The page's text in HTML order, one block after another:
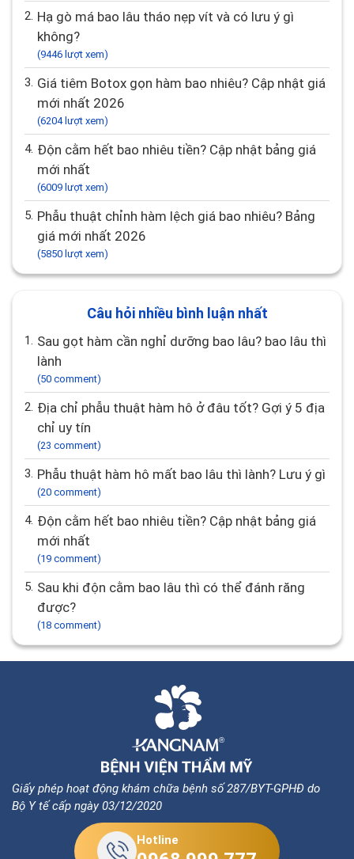
2. Hạ gò má bao lâu tháo nẹp vít và có lưu ý gì
không?
(9446 lượt xem)
3. Giá tiêm Botox gọn hàm bao nhiêu? Cập nhật giá
mới nhất 2026
(6204 lượt xem)
4. Độn cằm hết bao nhiêu tiền? Cập nhật bảng giá
mới nhất
(6009 lượt xem)
5. Phẫu thuật chỉnh hàm lệch giá bao nhiêu? Bảng
giá mới nhất 2026
(5850 lượt xem)
Câu hỏi nhiều bình luận nhất
1. Sau gọt hàm cần nghỉ dưỡng bao lâu? bao lâu thì
lành
(50 comment)
2. Địa chỉ phẫu thuật hàm hô ở đâu tốt? Gợi ý 5 địa
chỉ uy tín
(23 comment)
3. Phẫu thuật hàm hô mất bao lâu thì lành? Lưu ý gì
(20 comment)
4. Độn cằm hết bao nhiêu tiền? Cập nhật bảng giá
mới nhất
(19 comment)
5. Sau khi độn cằm bao lâu thì có thể đánh răng
được?
(18 comment)
Giấy phép hoạt động khám chữa bệnh số 287/BYT-GPHĐ do
Bộ Y tế cấp ngày 03/12/2020
Hotline